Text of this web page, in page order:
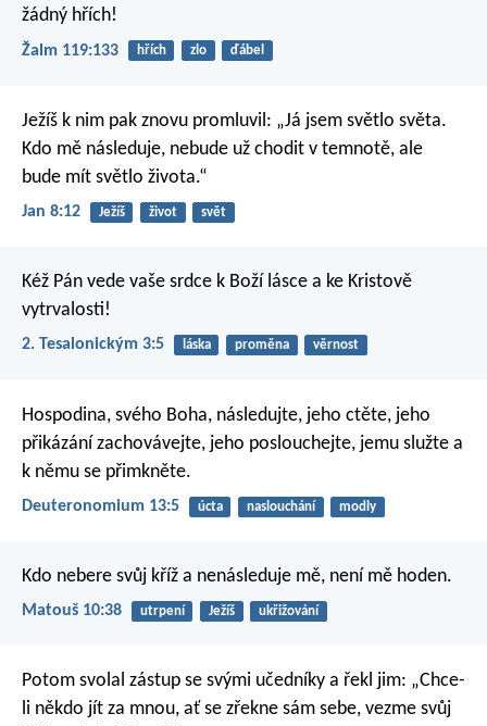
žádný hřích!
Žalm 119:133 hřích zlo ďábel
Ježíš k nim pak znovu promluvil: „Já jsem světlo světa.
Kdo mě následuje, nebude už chodit v temnotě, ale
bude mít světlo života.“
Jan 8:12 Ježíš život svět
Kéž Pán vede vaše srdce k Boží lásce a ke Kristově
vytrvalosti!
2. Tesalonickým 3:5 láska proměna věrnost
Hospodina, svého Boha, následujte, jeho ctěte, jeho
přikázání zachovávejte, jeho poslouchejte, jemu služte a
k němu se přimkněte.
Deuteronomium 13:5 úcta naslouchání modly
Kdo nebere svůj kříž a nenásleduje mě, není mě hoden.
Matouš 10:38 utrpení Ježíš ukřižování
Potom svolal zástup se svými učedníky a řekl jim: „Chce-
li někdo jít za mnou, ať se zřekne sám sebe, vezme svůj